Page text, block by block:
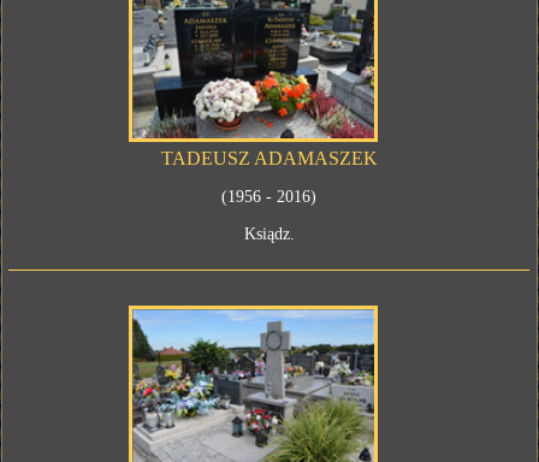
TADEUSZ ADAMASZEK
(1956 - 2016)
Ksiądz.